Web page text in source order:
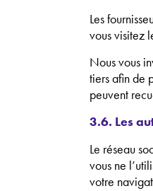
Les
vous visitez
Nous vous
tiers afin de
peuvent
3.6. Les
Le réseau
vous ne
votre